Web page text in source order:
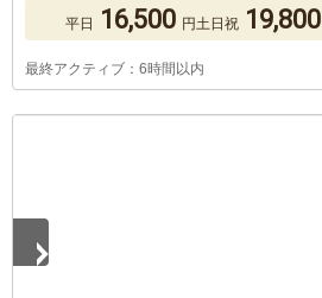
平日 16,500 円土日祝 19,800
最終アクティブ：6時間以内